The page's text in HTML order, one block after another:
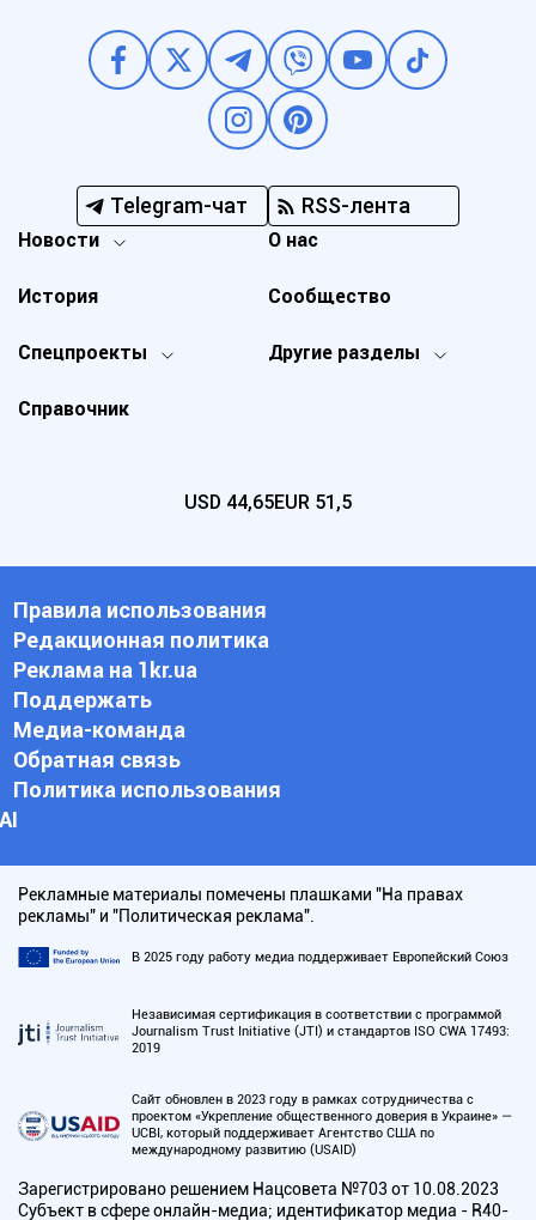
Telegram-чат RSS-лента
Новости
Спецпроекты Другие разделы
История
О нас
Справочник
Сообщество
USD 44,65EUR 51,5
Правила использования
Редакционная политика
Реклама на 1kr.ua
Поддержать
Медиа-команда
Обратная связь
Политика использования
АI
Рекламные материалы помечены плашками "На правах
рекламы" и "Политическая реклама".
В 2025 году работу медиа поддерживает Европейский Союз
Независимая сертификация в соответствии с программой
Journalism Trust Initiative (JTI) и стандартов ISO CWA 17493:
2019
Сайт обновлен в 2023 году в рамках сотрудничества с
проектом «Укрепление общественного доверия в Украине» —
UCBI, который поддерживает Агентство США по
международному развитию (USAID)
Зарегистрировано решением Нацсовета №703 от 10.08.2023
Субъект в сфере онлайн-медиа; идентификатор медиа - R40-